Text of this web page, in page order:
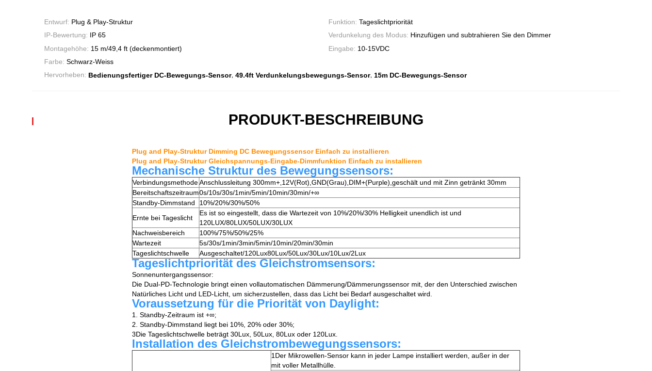
Entwurf: Plug & Play-Struktur Funktion: Tageslichtpriorität
IP-Bewertung: IP 65 Verdunkelung des Modus: Hinzufügen und subtrahieren Sie den Dimmer
Montagehöhe: 15 m/49,4 ft (deckenmontiert) Eingabe: 10-15VDC
Farbe: Schwarz-Weiss
Hervorheben: Bedienungsfertiger DC-Bewegungs-Sensor, 49.4ft Verdunkelungsbewegungs-Sensor, 15m DC-Bewegungs-Sensor
PRODUKT-BESCHREIBUNG
Plug and Play-Struktur Dimming DC Bewegungssensor Einfach zu installieren
Plug and Play-Struktur Gleichspannungs-Eingabe-Dimmfunktion Einfach zu installieren
Mechanische Struktur des Bewegungssensors:
VerbindungsmethodeAnschlussleitung 300mm+,12V(Rot),GND(Grau),DIM+(Purple),geschält und mit Zinn getränkt 30mm
Bereitschaftszeitraum0s/10s/30s/1min/5min/10min/30min/+∞
Standby-Dimmstand
10%/20%/30%/50%
Ernte bei Tageslicht
Es ist so eingestellt, dass die Wartezeit von 10%/20%/30% Helligkeit unendlich ist und
120LUX/80LUX/50LUX/30LUX
Nachweisbereich
100%/75%/50%/25%
Wartezeit
5s/30s/1min/3min/5min/10min/20min/30min
Tageslichtschwelle
Ausgeschaltet/120Lux80Lux/50Lux/30Lux/10Lux/2Lux
Tageslichtpriorität des Gleichstromsensors:
Sonnenuntergangssensor:
Die Dual-PD-Technologie bringt einen vollautomatischen Dämmerung/Dämmerungssensor mit, der den Unterschied zwischen
Natürliches Licht und LED-Licht, um sicherzustellen, dass das Licht bei Bedarf ausgeschaltet wird.
Voraussetzung für die Priorität von Daylight:
1. Standby-Zeitraum ist +∞;
2. Standby-Dimmstand liegt bei 10%, 20% oder 30%;
3Die Tageslichtschwelle beträgt 30Lux, 50Lux, 80Lux oder 120Lux.
Installation des Gleichstrombewegungssensors:
1Der Mikrowellen-Sensor kann in jeder Lampe installiert werden, außer in der
mit voller Metallhülle.